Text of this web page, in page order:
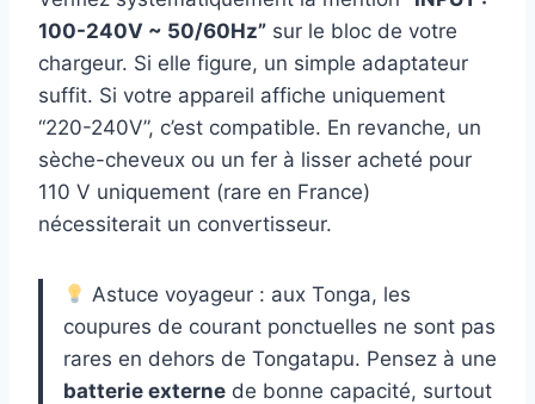
100-240V ~ 50/60Hz” sur le bloc de votre
chargeur. Si elle figure, un simple adaptateur
suffit. Si votre appareil affiche uniquement
“220-240V”, c’est compatible. En revanche, un
sèche-cheveux ou un fer à lisser acheté pour
110 V uniquement (rare en France)
nécessiterait un convertisseur.
Astuce voyageur : aux Tonga, les
coupures de courant ponctuelles ne sont pas
rares en dehors de Tongatapu. Pensez à une
batterie externe de bonne capacité, surtout